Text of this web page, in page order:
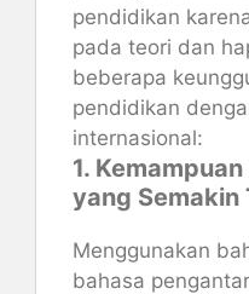
pendidikan
pada teori dan
beberapa
pendidikan
internasional:
1.
yang Semakin
Menggunakan
bahasa